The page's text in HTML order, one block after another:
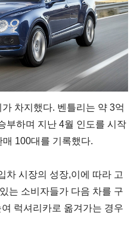
차지했다. 벤틀리는 약 3억
부하며 지난 4월 인도를 시작
100대를 기록했다.
차 시장의 성장,이에 따라 고
는 소비자들가 다음 차를 구
럭셔리카로 옮겨가는 경우